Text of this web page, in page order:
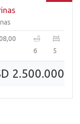
6 5
2.500.000